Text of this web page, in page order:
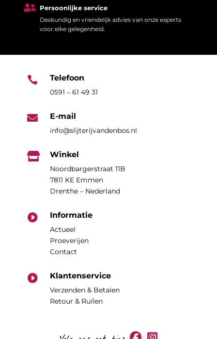
 Persoonlijke service
Deskundig en vriendelijk advies van onze experts
voor elke gelegenheid.
 Telefoon
0591 – 61 49 31
 E-mail
info@slijterijvandenbos.nl
 Winkel
Noordbargerstraat 11B
7811 KE Emmen
Drenthe – Nederland
 Informatie
Actueel
Proeverijen
Contact
 Klantenservice
Verzenden & Betalen
Retour & Ruilen